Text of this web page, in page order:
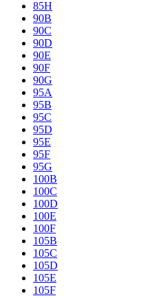
85H
90B
90C
90D
90E
90F
90G
95A
95B
95C
95D
95E
95F
95G
100B
100C
100D
100E
100F
105B
105C
105D
105E
105F